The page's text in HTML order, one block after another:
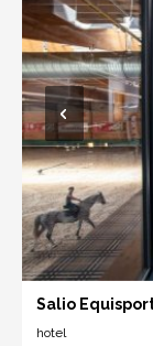
Salio
hotel